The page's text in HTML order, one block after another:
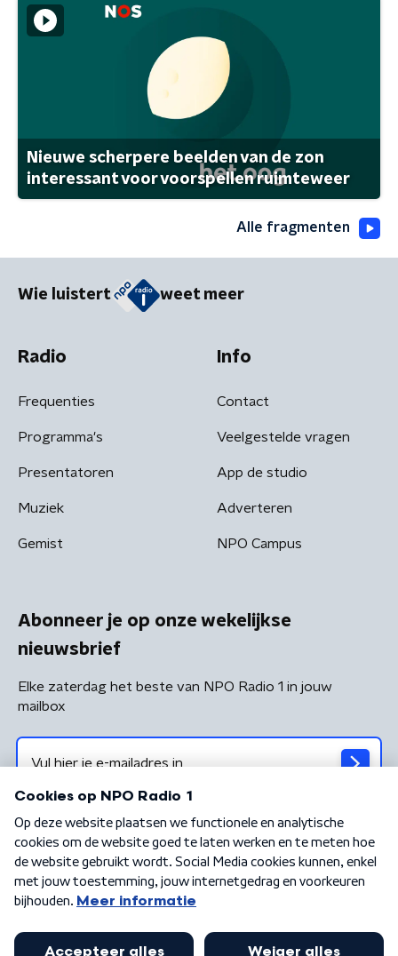
Nieuwe scherpere beelden van de zon
interessant voor voorspellen ruimteweer
Alle fragmenten
Wie luistert weet meer
Radio
Frequenties
Programma's
Presentatoren
Muziek
Gemist
Info
Contact
Veelgestelde vragen
App de studio
Adverteren
NPO Campus
Abonneer je op onze wekelijkse
nieuwsbrief
Elke zaterdag het beste van NPO Radio 1 in jouw
mailbox
Algemene voorwaarden